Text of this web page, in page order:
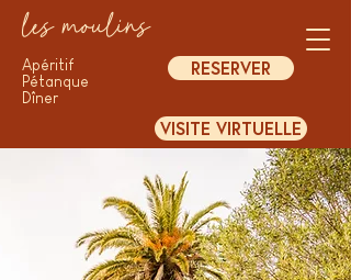
les moulins
Apéritif
Pétanque
​Dîner
RESERVER
VISITE VIRTUELLE